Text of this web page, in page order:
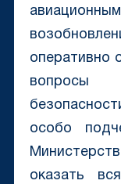
оперативно
вопросы
особо
оказать